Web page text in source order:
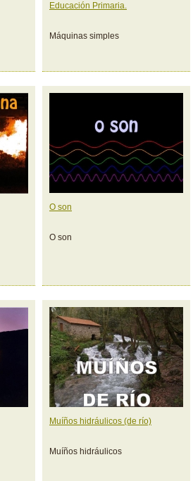
Educación Primaria.
Máquinas simples
O son
O son
Muíños hidráulicos (de río)
Muíños hidráulicos